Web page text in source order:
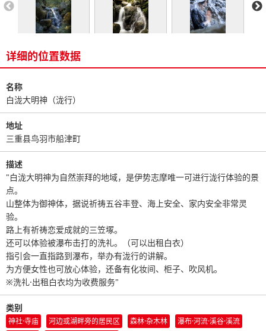
详细的位置数据
名称
白泷大明神（泷行）
地址
三重县鸟羽市船津町
描述
"白泷大明神为自然崇拜的地域，是伊势志摩唯一可进行泷行体验的景
点。
山整体为御神体，据说祈祷五谷丰登、海上安全、家内安全非常灵
验。
路上有祈祷恋爱成就的三笠塚。
还可以体验被瀑布击打的洗礼。（可以出租白衣）
指引会一直指路到瀑布，举办有泷行的讲解。
为方便女性也可放心体验，还备有化妆间、柜子、吹风机。
※洗礼·出租白衣均为收费服务"
类别
神社·寺庙 河边或湖畔旁的居民区 森林·杂木林
瀑布·河流·溪谷·溪流